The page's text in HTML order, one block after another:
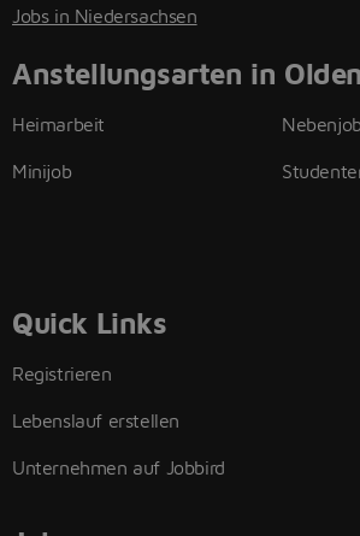
Jobs in Niedersachsen
Anstellungsarten in
Heimarbeit
Minijob
Nebenjob
Quick Links
Registrieren
Lebenslauf erstellen
Unternehmen auf Jobbird